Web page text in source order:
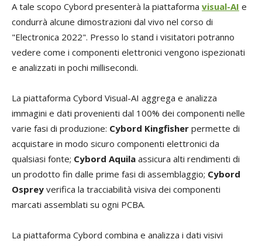
A tale scopo Cybord presenterà la piattaforma visual-AI e
condurrà alcune dimostrazioni dal vivo nel corso di
"Electronica 2022". Presso lo stand i visitatori potranno
vedere come i componenti elettronici vengono ispezionati
e analizzati in pochi millisecondi.
La piattaforma Cybord Visual-AI aggrega e analizza
immagini e dati provenienti dal 100% dei componenti nelle
varie fasi di produzione: Cybord Kingfisher permette di
acquistare in modo sicuro componenti elettronici da
qualsiasi fonte; Cybord Aquila assicura alti rendimenti di
un prodotto fin dalle prime fasi di assemblaggio; Cybord
Osprey verifica la tracciabilità visiva dei componenti
marcati assemblati su ogni PCBA.
La piattaforma Cybord combina e analizza i dati visivi